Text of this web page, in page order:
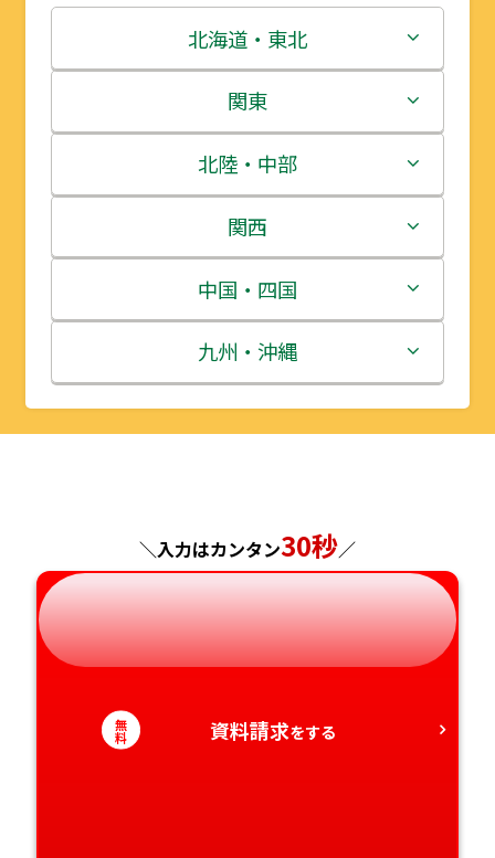
北海道・東北
北海道
青森県
岩手県
宮城県
秋田県
山形県
関東
茨城県
栃木県
群馬県
埼玉県
千葉県
神奈川県
北陸・中部
新潟県
富山県
石川県
福井県
岐阜県
静岡県
愛知県
関西
三重県
滋賀県
京都府
奈良県
和歌山県
中国・四国
鳥取県
島根県
山口県
徳島県
香川県
九州・沖縄
福岡県
長崎県
熊本県
大分県
宮崎県
＼入力はカンタン30秒／
無
料 資料請求をする